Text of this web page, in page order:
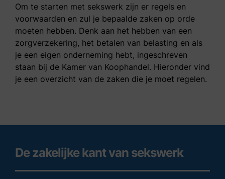
Om te starten met sekswerk zijn er regels en
voorwaarden en zul je bepaalde zaken op orde
moeten hebben. Denk aan het hebben van een
zorgverzekering, het betalen van belasting en als
je een eigen onderneming hebt, ingeschreven
staan bij de Kamer van Koophandel. Hieronder vind
je een overzicht van de zaken die je moet regelen.
De zakelijke kant van sekswerk